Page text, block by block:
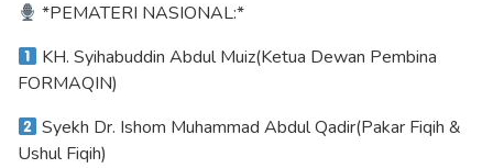
*PEMATERI NASIONAL:*
KH. Syihabuddin Abdul Muiz(Ketua Dewan Pembina
FORMAQIN)
Syekh Dr. Ishom Muhammad Abdul Qadir(Pakar Fiqih &
Ushul Fiqih)